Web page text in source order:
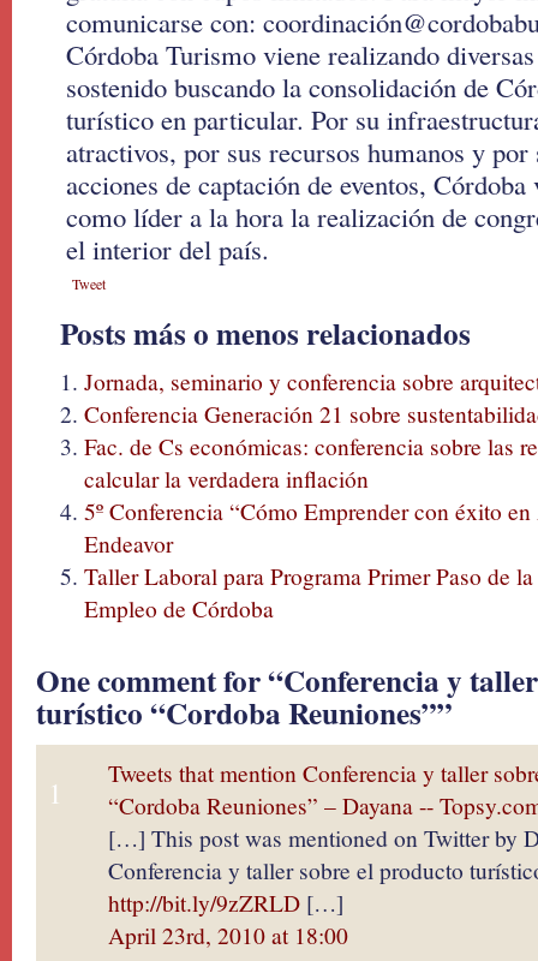
comunicarse con:
Córdoba Turismo viene realizando
sostenido buscando la consolidación de
turístico en particular. Por su
atractivos, por sus recursos humanos y por
acciones de captación de eventos,
como líder a la hora la realización de
el interior del país.
Tweet
Posts más o menos relacionados
Jornada, seminario y conferencia sobre
Conferencia Generación 21 sobre
Fac. de Cs económicas: conferencia sobre las
calcular la verdadera inflación
5º Conferencia “Cómo Emprender con éxito
Endeavor
Taller Laboral para Programa Primer Paso de
Empleo de Córdoba
One comment for “Conferencia y
turístico “Cordoba Reuniones””
1
Tweets that mention Conferencia y taller
“Cordoba Reuniones” – Dayana --
[…] This post was mentioned on Twitter by
Conferencia y taller sobre el producto
http://bit.ly/9zZRLD […]
April 23rd, 2010 at 18:00